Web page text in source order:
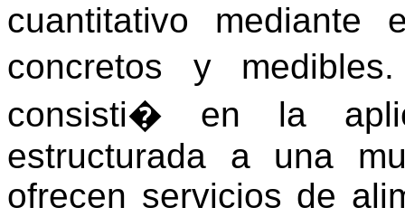
cuantitativo mediante
concretos y
consisti� en la
estructurada a una
ofrecen servicios de